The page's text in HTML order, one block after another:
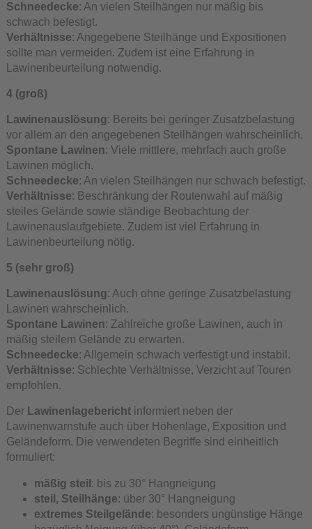
Schneedecke: An vielen Steilhängen nur mäßig bis
schwach befestigt.
Verhältnisse: Angegebene Steilhänge und Expositionen
sollte man vermeiden. Zudem ist eine Erfahrung in
Lawinenbeurteilung notwendig.
4 (groß)
Lawinenauslösung: Bereits bei geringer Zusatzbelastung
vor allem an den angegebenen Steilhängen wahrscheinlich.
Spontane Lawinen: Viele mittlere, mehrfach auch große
Lawinen möglich.
Schneedecke: An vielen Steilhängen nur schwach befestigt.
Verhältnisse: Beschränkung der Routenwahl auf mäßig
steiles Gelände sowie ständige Beobachtung der
Lawinenauslaufgebiete. Zudem ist viel Erfahrung in
Lawinenbeurteilung nötig.
5 (sehr groß)
Lawinenauslösung: Auch ohne geringe Zusatzbelastung
Lawinen wahrscheinlich.
Spontane Lawinen: Zahlreiche große Lawinen, auch in
mäßig steilem Gelände zu erwarten.
Schneedecke: Allgemein schwach verfestigt und instabil.
Verhältnisse: Schlechte Verhältnisse, Verzicht auf Touren
empfohlen.
Der Lawinenlagebericht informiert neben der
Lawinenwarnstufe auch über Höhenlage, Exposition und
Geländeform. Die verwendeten Begriffe sind einheitlich
formuliert:
mäßig steil : bis zu 30° Hangneigung
steil, Steilhänge: über 30° Hangneigung
extremes Steilgelände: besonders ungünstige Hänge